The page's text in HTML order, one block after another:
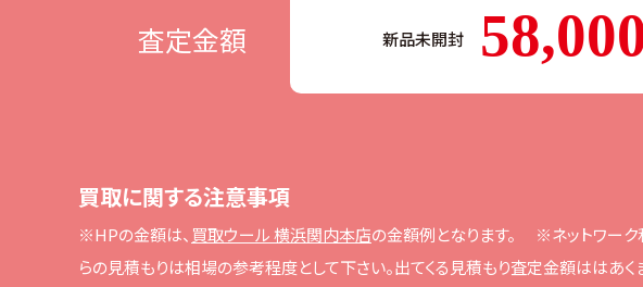
査定金額 新品未開封
買取に関する注意事項
※HPの⾦額は、 買取ウール 横浜関内本店の⾦額例となります。
※ネットワー
らの⾒積もりは相場の参考程度として下さい。出てくる⾒積もり査定⾦額ははあ